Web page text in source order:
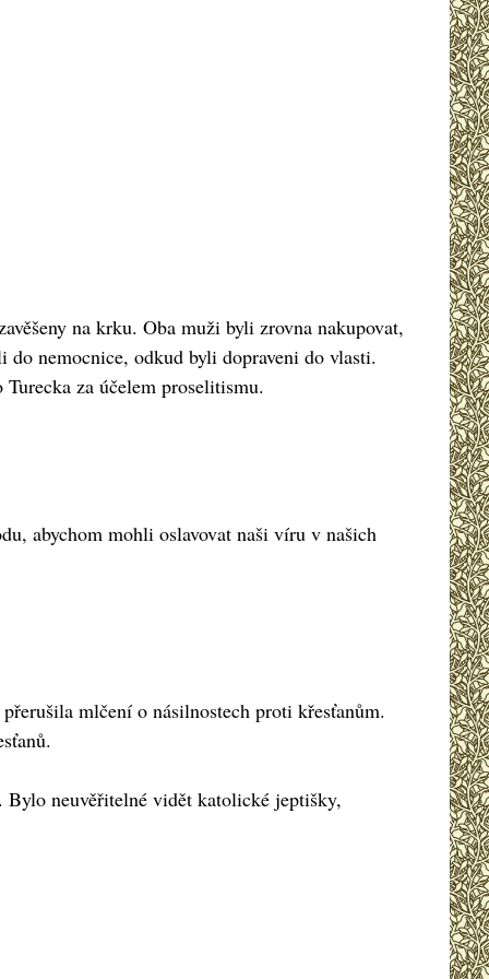
na krku. Oba muži byli zrovna nakupovat,
nemocnice, odkud byli dopraveni do vlasti.
za účelem proselitismu.
abychom mohli oslavovat naši víru v našich
mlčení o násilnostech proti křesťanům.
neuvěřitelné vidět katolické jeptišky,